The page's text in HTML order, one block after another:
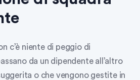
c’è niente di peggio di
da un dipendente all’altro
o che vengono gestite in